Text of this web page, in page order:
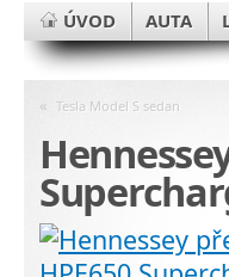
ÚVOD AUTA
« Tesla Model S sedan